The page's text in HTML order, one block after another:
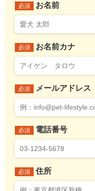
必須 お名前
必須 お名前カナ
必須 メールアドレス
必須 電話番号
必須 住所